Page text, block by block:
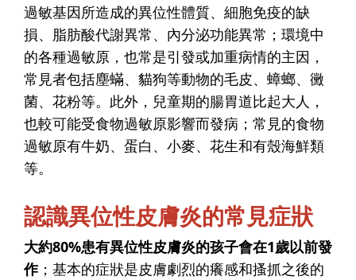
過敏基因所造成的異位性體質、細胞免疫的缺
損、脂肪酸代謝異常、內分泌功能異常；環境中
的各種過敏原，也常是引發或加重病情的主因，
常見者包括塵蟎、貓狗等動物的毛皮、蟑螂、黴
菌、花粉等。此外，兒童期的腸胃道比起大人，
也較可能受食物過敏原影響而發病；常見的食物
過敏原有牛奶、蛋白、小麥、花生和有殼海鮮類
等。
認識異位性皮膚炎的常見症狀
大約80%患有異位性皮膚炎的孩子會在1歲以前發
作；基本的症狀是皮膚劇烈的癢感和搔抓之後的